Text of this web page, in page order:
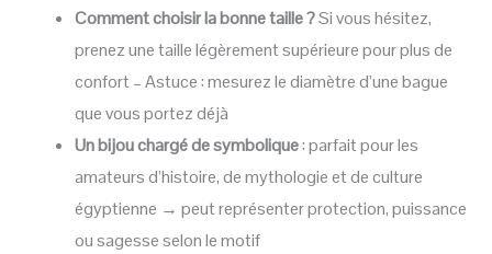
Comment choisir la bonne taille ?Si vous hésitez,
prenez une taille légèrement supérieure pour plus de
confort – Astuce : mesurez le diamètre d’une bague
que vous portez déjà
Un bijou chargé de symbolique: parfait pour les
amateurs d’histoire, de mythologie et de culture
égyptienne → peut représenter protection, puissance
ou sagesse selon le motif